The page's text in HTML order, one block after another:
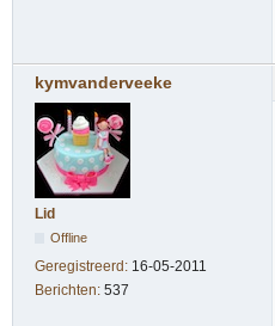
kymvanderveeke
Lid
Offline
Geregistreerd: 16-05-2011
Berichten: 537